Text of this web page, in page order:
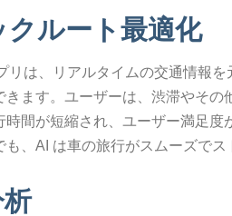
クルート最適化
リは、リアルタイムの交通情報
きます。ユーザーは、渋滞やそ
時間が短縮され、ユーザー満足
、AI は車の旅行がスムーズでス